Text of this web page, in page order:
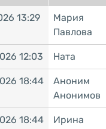
13:29
Мария
Павлова
12:03 Ната
18:44
Аноним
Анонимов
18:44 Ирина